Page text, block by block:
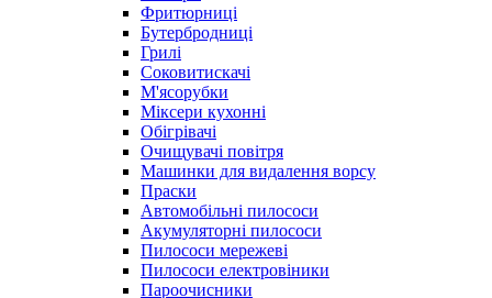
Фритюрниці
Бутербродниці
Грилі
Соковитискачі
М'ясорубки
Міксери кухонні
Обігрівачі
Очищувачі повітря
Машинки для видалення ворсу
Праски
Автомобільні пилососи
Акумуляторні пилососи
Пилососи мережеві
Пилососи електровіники
Пароочисники